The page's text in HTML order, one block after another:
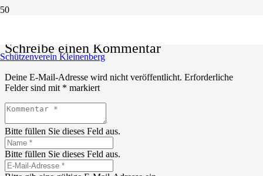
Schützenverein Kleinenberg
Schreibe einen Kommentar
Deine E-Mail-Adresse wird nicht veröffentlicht. Erforderliche
Felder sind mit * markiert
Bitte füllen Sie dieses Feld aus.
Bitte füllen Sie dieses Feld aus.